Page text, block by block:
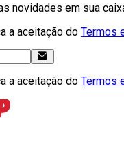
novidades em sua
a aceitação do Termos
a aceitação do Termos